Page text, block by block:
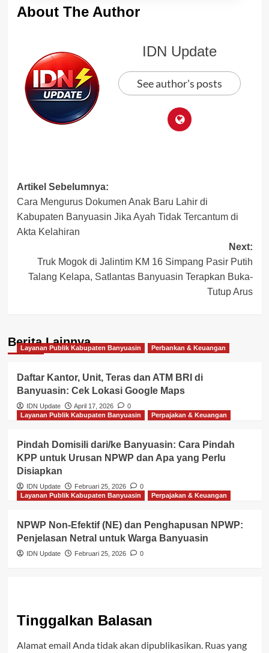
About The Author
IDN Update
See author's posts
Post
navigation
Artikel Sebelumnya:
Cara Mengurus Dokumen Anak Baru Lahir di
Kabupaten Banyuasin Jika Ayah Tidak Tercantum di
Akta Kelahiran
Next:
Truk Mogok di Jalintim KM 16 Simpang Pasir Putih
Talang Kelapa, Satlantas Banyuasin Terapkan Buka-
Tutup Arus
Berita Lainnya
Layanan Publik Kabupaten Banyuasin Perbankan & Keuangan
Daftar Kantor, Unit, Teras dan ATM BRI di
Banyuasin: Cek Lokasi Google Maps
IDN Update April 17, 2026
0
Layanan Publik Kabupaten Banyuasin
Perpajakan & Keuangan
Pindah Domisili dari/ke Banyuasin: Cara Pindah
KPP untuk Urusan NPWP dan Apa yang Perlu
Disiapkan
IDN Update Februari 25, 2026
0
Layanan Publik Kabupaten Banyuasin
Perpajakan & Keuangan
NPWP Non-Efektif (NE) dan Penghapusan NPWP:
Penjelasan Netral untuk Warga Banyuasin
IDN Update Februari 25, 2026 0
Tinggalkan Balasan
Alamat email Anda tidak akan dipublikasikan. Ruas yang